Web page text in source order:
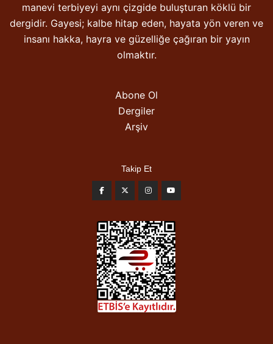
manevi terbiyeyi aynı çizgide buluşturan köklü bir
dergidir. Gayesi; kalbe hitap eden, hayata yön veren ve
insanı hakka, hayra ve güzelliğe çağıran bir yayın
olmaktır.
Abone Ol
Dergiler
Arşiv
Takip Et